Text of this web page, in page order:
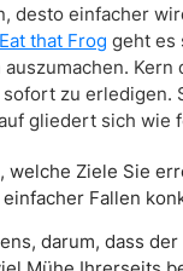
desto einfacher
Eat that Frog geht es
zu erledigen.
gliedert sich wie
Ziele Sie
Fallen
darum, dass